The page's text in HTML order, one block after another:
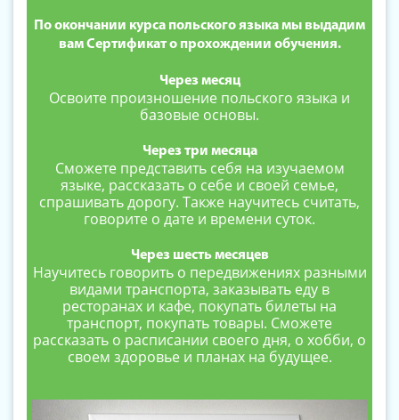
По окончании курса польского языка мы выдадим
вам Сертификат о прохождении обучения.
Через месяц
Освоите произношение польского языка и
базовые основы.
Через три месяца
Сможете представить себя на изучаемом
языке, рассказать о себе и своей семье,
спрашивать дорогу. Также научитесь считать,
говорите о дате и времени суток.
Через шесть месяцев
Научитесь говорить о передвижениях разными
видами транспорта, заказывать еду в
ресторанах и кафе, покупать билеты на
транспорт, покупать товары. Сможете
рассказать о расписании своего дня, о хобби, о
своем здоровье и планах на будущее.